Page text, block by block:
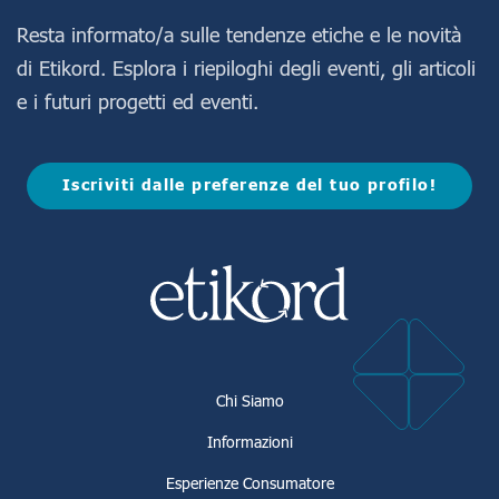
FAQ
Accedi Registrati
Resta informato/a sulle tendenze etiche e le novità
di Etikord. Esplora i riepiloghi degli eventi, gli articoli
e i futuri progetti ed eventi.
Iscriviti dalle preferenze del tuo profilo!
Chi Siamo
Informazioni
Esperienze Consumatore